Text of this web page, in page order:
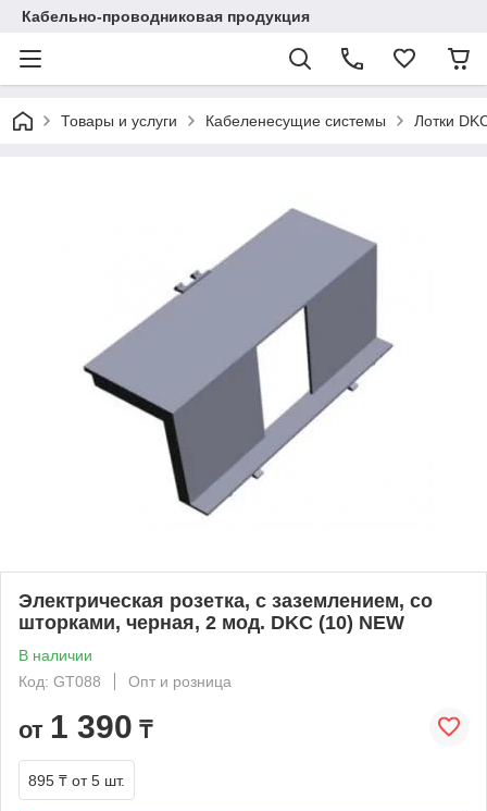
Кабельно-проводниковая продукция
Товары и услуги Кабеленесущие системы Лотки
Электрическая розетка, с заземлением, со
шторками, черная, 2 мод. DKC (10) NEW
В наличии
Код: GT088
Опт и розница
от 1 390 ₸
895 ₸ от 5 шт.